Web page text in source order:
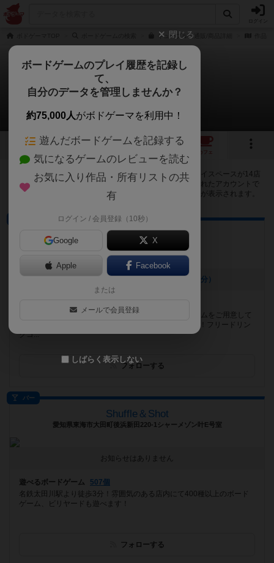
キューブルの通販/商品詳細
キューブル
14店のカフェ/スペースが提供中
4 2
カフェ
キューブルで遊ぶことができるボードゲームカフェ・プレイスペースが14店
登録されています。公開プロフィールの都道府県が設定されたアカウントで
ログインすると、同じ都道府県内の店舗に絞り込むボタンが表示されます。
プレイスペース
SHAREcafe
高知県高知市本町2－1－15安藤ビル2階
[NEW] 6/7 カタンオープン（2026年05月22日 08時24分）
当店には定番、話題作を中心に400種類上のボードゲームをご用意して
おります。場所はとさでん交通大橋通電停から徒歩1分！フリードリン
クコ...
フォローする
バー
Shuffle＆Shot
愛知県東海市大田町後浜新田220-1シャーメゾン叶E号室
お知らせはありません
遊べるボードゲーム
507個
名鉄太田川駅より徒歩3分！雰囲気のある店内にて400種以上のボード
ゲーム、ビリヤードも遊べます！
フォローする
閉じる
ボードゲームのプレイ履歴を記録し
て、
自分のデータを管理しませんか？
約75,000人がボドゲーマを利用中！
遊んだボードゲームを記録する
気になるゲームのレビューを読む
お気に入り作品・所有リストの共
有
ログイン / 会員登録（10秒）
Google X
Apple Facebook
または
メールで会員登録
しばらく表示しない